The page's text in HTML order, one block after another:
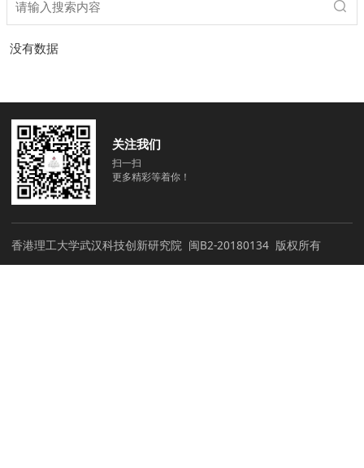
没有数据
关注我们
扫一扫
更多精彩等着你！
香港理工大学武汉科技创新研究院 闽B2-20180134版权所有